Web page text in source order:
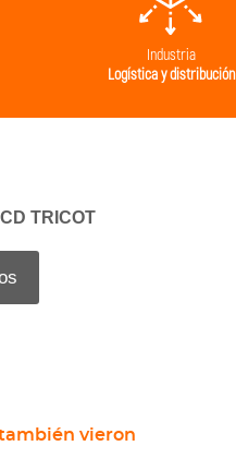
Industria
Logística y distribución
CD TRICOT
vieron